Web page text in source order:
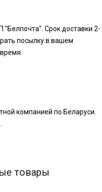
"Белпочта". Срок доставки 2-
посылку в вашем
компанией по Беларуси.
товары